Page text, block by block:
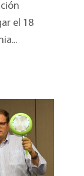
el 18